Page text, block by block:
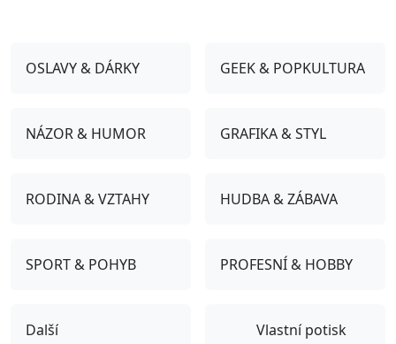
OSLAVY & DÁRKY GEEK & POPKULTURA
NÁZOR & HUMOR GRAFIKA & STYL
RODINA & VZTAHY HUDBA & ZÁBAVA
SPORT & POHYB PROFESNÍ & HOBBY
Další Vlastní potisk